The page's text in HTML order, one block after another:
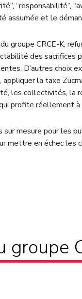
“responsabilité”,
assumée et le
groupe CRCE-K,
des sacrifices
D’autres choix
appliquer la taxe
les collectivités, la
profite réellement
mesure pour les
mettre en échec les
groupe